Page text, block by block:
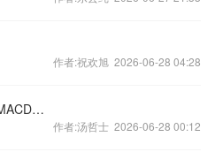
作者:祝欢旭 2026-06-28 04:28
汤普金斯金融15分钟线图显现MACD死叉与看跌光头光脚阴线信号
作者:汤哲士 2026-06-28 00:12